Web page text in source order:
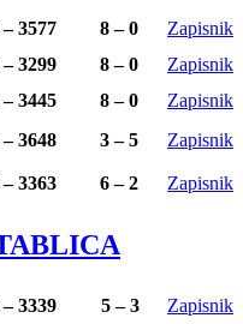
3577 8 – 0
Zapisnik
3299 8 – 0
Zapisnik
3445 8 – 0
Zapisnik
3648 3 – 5
Zapisnik
3363 6 – 2 Zapisnik
3339 5 – 3
Zapisnik